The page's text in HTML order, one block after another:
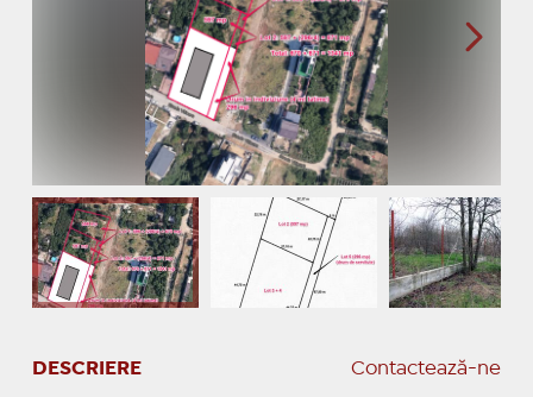
DESCRIERE Contactează-ne